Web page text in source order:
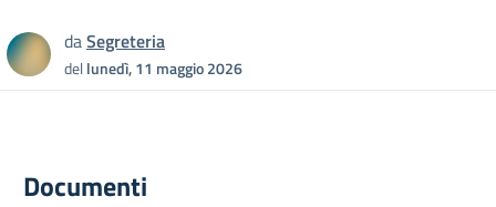
daSegreteria
dellunedì, 11 maggio 2026
Documenti